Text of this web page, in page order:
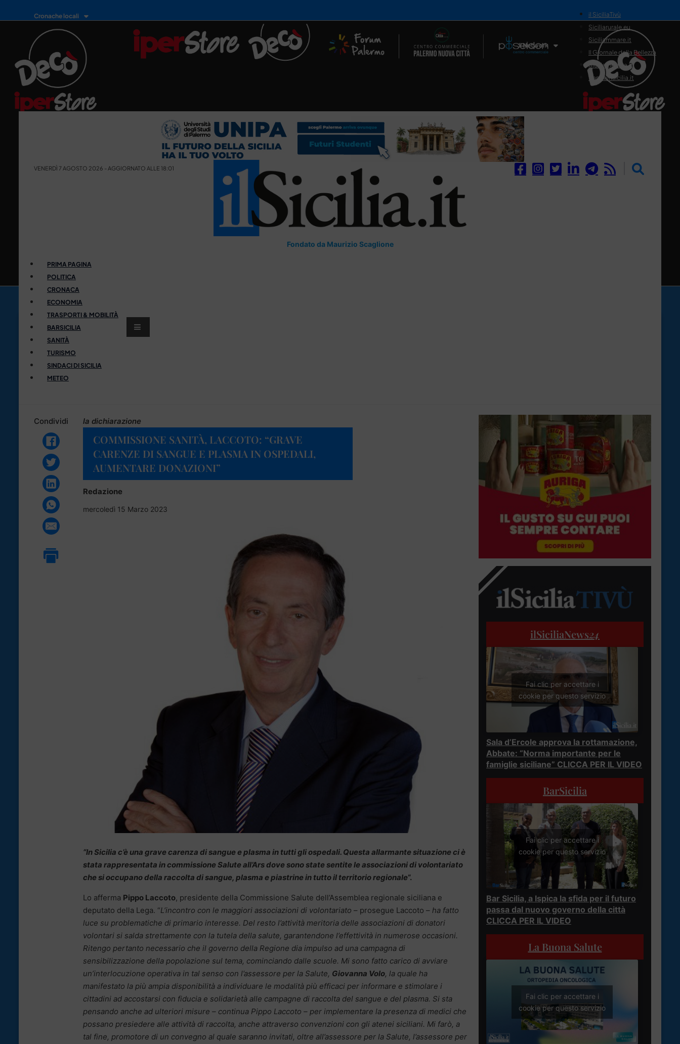
Cronache locali
Il Network
il SiciliaTivù
Siciliarurale.eu
Siciliammare.it
Il Giornale della Bellezza
Siciliamedica.it
Sanitainsicilia.it
VENERDÌ 7 AGOSTO 2026 - AGGIORNATO ALLE 18:01
Fondato da Maurizio Scaglione
PRIMA PAGINA
POLITICA
CRONACA
ECONOMIA
TRASPORTI & MOBILITÀ
BARSICILIA
SANITÀ
TURISMO
SINDACI DI SICILIA
METEO
Condividi la dichiarazione
COMMISSIONE SANITÀ, LACCOTO: “GRAVE
CARENZE DI SANGUE E PLASMA IN OSPEDALI,
AUMENTARE DONAZIONI”
Redazione
mercoledì 15 Marzo 2023
“In Sicilia c’è una grave carenza di sangue e plasma in tutti gli ospedali. Questa allarmante situazione ci è
stata rappresentata in commissione Salute all’Ars dove sono state sentite le associazioni di volontariato
che si occupano della raccolta di sangue, plasma e piastrine in tutto il territorio regionale“.
Lo afferma Pippo Laccoto, presidente della Commissione Salute dell’Assemblea regionale siciliana e
deputato della Lega. “L’incontro con le maggiori associazioni di volontariato – prosegue Laccoto – ha fatto
luce su problematiche di primario interesse. Del resto l’attività meritoria delle associazioni di donatori
volontari si salda strettamente con la tutela della salute, garantendone l’effettività in numerose occasioni.
Ritengo pertanto necessario che il governo della Regione dia impulso ad una campagna di
sensibilizzazione della popolazione sul tema, cominciando dalle scuole. Mi sono fatto carico di avviare
un’interlocuzione operativa in tal senso con l’assessore per la Salute, Giovanna Volo, la quale ha
manifestato la più ampia disponibilità a individuare le modalità più efficaci per informare e stimolare i
cittadini ad accostarsi con fiducia e solidarietà alle campagne di raccolta del sangue e del plasma. Si sta
pensando anche ad ulteriori misure – continua Pippo Laccoto – per implementare la presenza di medici che
possano presiedere alle attività di raccolta, anche attraverso convenzioni con gli atenei siciliani. Mi farò, a
tal fine, promotore di un convegno al quale saranno invitati, oltre all’assessore per la Salute, l’assessore per
ilSiciliaNews24
Fai clic per accettare i
cookie per questo servizio
Sala d’Ercole approva la rottamazione,
Abbate: “Norma importante per le
famiglie siciliane” CLICCA PER IL VIDEO
BarSicilia
Fai clic per accettare i
cookie per questo servizio
Bar Sicilia, a Ispica la sfida per il futuro
passa dal nuovo governo della città
CLICCA PER IL VIDEO
La Buona Salute
Fai clic per accettare i
cookie per questo servizio